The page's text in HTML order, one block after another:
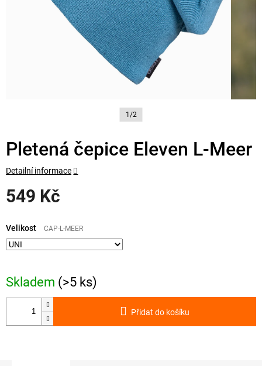
1/2
Pletená čepice Eleven L-Meer
549 Kč
cena:
Skladem (>5 ks)
Velikost CAP-L-MEER
Přidat do košíku
Detailní informace